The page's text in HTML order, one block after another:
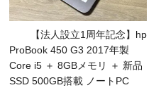
【法人設立1周年記念】hp
ProBook 450 G3 2017年製
Core i5 ＋ 8GBメモリ ＋ 新品
SSD 500GB搭載 ノートPC